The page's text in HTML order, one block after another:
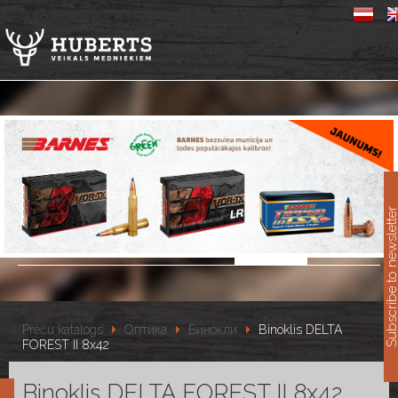
Preču katalogs Оптика Бинокли
Binoklis DELTA
FOREST II 8x42
Binoklis DELTA FOREST II 8x42
Subscribe